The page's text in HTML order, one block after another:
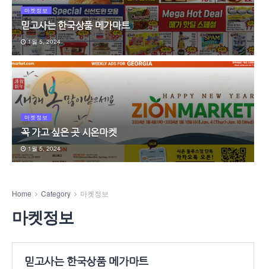
마켓정보
믿고사는 한국상품 메가마트
1월 5, 2024
마켓정보
꼭 가고 싶은 곳 시온마켓
1월 5, 2024
Home Category 마켓정보
마켓정보
믿고사는 한국상품 메가마트